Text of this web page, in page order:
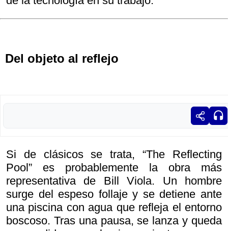
Del objeto al reflejo
Si de clásicos se trata, “The Reflecting
Pool” es probablemente la obra más
representativa de Bill Viola. Un hombre
surge del espeso follaje y se detiene ante
una piscina con agua que refleja el entorno
boscoso. Tras una pausa, se lanza y queda